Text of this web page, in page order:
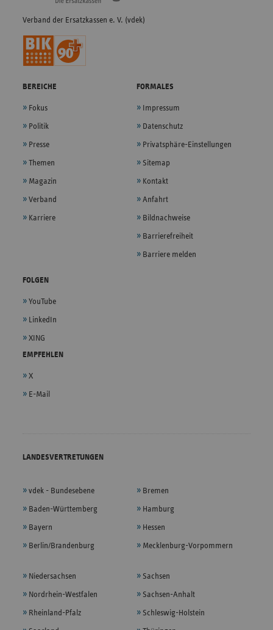
Verband der Ersatzkassen e. V. (vdek)
BEREICHE
Fokus
Politik
Presse
Themen
Magazin
Verband
Karriere
FORMALES
Impressum
Datenschutz
Privatsphäre-Einstellungen
Sitemap
Kontakt
Anfahrt
Bildnachweise
Barrierefreiheit
Barriere melden
FOLGEN
YouTube
LinkedIn
XING
EMPFEHLEN
X
E-Mail
LANDESVERTRETUNGEN
vdek - Bundesebene
Baden-Württemberg
Bayern
Berlin/Brandenburg
Bremen
Hamburg
Hessen
Mecklenburg-Vorpommern
Niedersachsen
Nordrhein-Westfalen
Rheinland-Pfalz
Sachsen
Sachsen-Anhalt
Schleswig-Holstein